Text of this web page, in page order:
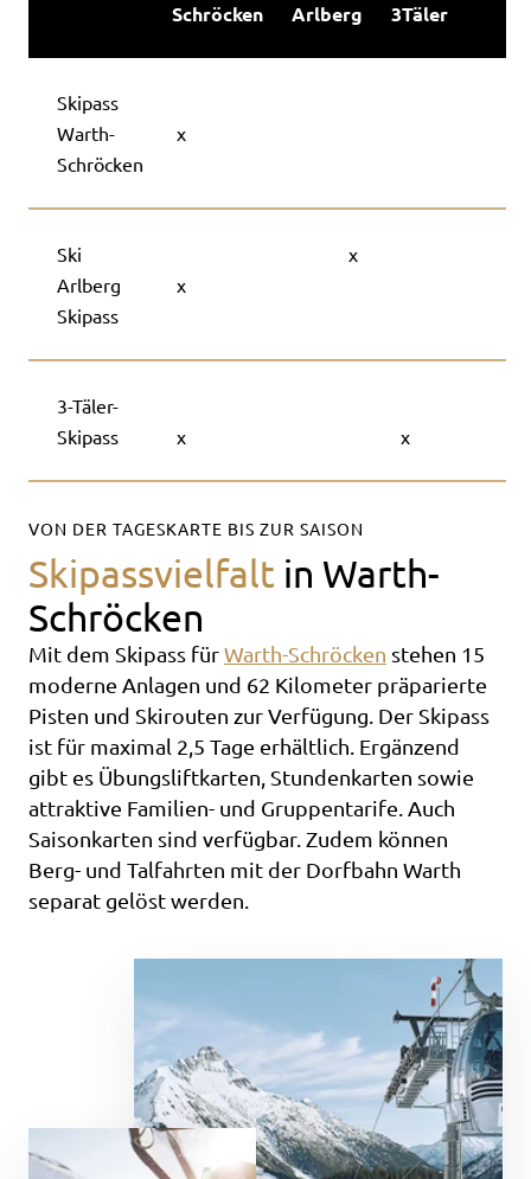
Schröcken
Arlberg
3Täler
Skipass
Warth-
Schröcken
x
Ski
Arlberg
Skipass
x
x
3-Täler-
Skipass
x x
VON DER TAGESKARTE BIS ZUR SAISON
Skipassvielfalt in Warth-
Schröcken
Mit dem Skipass fürWarth-Schröcken stehen 15
moderne Anlagen und 62 Kilometer präparierte
Pisten und Skirouten zur Verfügung. Der Skipass
ist für maximal 2,5 Tage erhältlich. Ergänzend
gibt es Übungsliftkarten, Stundenkarten sowie
attraktive Familien- und Gruppentarife. Auch
Saisonkarten sind verfügbar. Zudem können
Berg- und Talfahrten mit der Dorfbahn Warth
separat gelöst werden.